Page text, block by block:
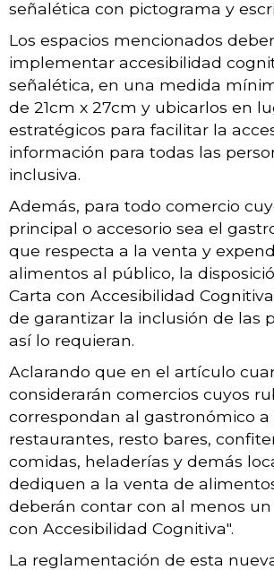
señalética con pictograma y
Los espacios mencionados
implementar accesibilidad
señalética, en una medida
de 21cm x 27cm y ubicarlos en
estratégicos para facilitar la
información para todas las
inclusiva.
Además, para todo comercio
principal o accesorio sea el
que respecta a la venta y
alimentos al público, la
Carta con Accesibilidad
de garantizar la inclusión de las
así lo requieran.
Aclarando que en el artículo
considerarán comercios cuyos
correspondan al gastronómico a
restaurantes, resto bares,
comidas, heladerías y demás
dediquen a la venta de
deberán contar con al menos un
con Accesibilidad Cognitiva".
La reglamentación de esta